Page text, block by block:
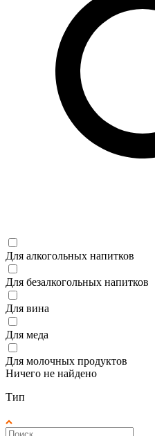
Для алкогольных напитков
Для безалкогольных напитков
Для вина
Для меда
Для молочных продуктов
Ничего не найдено
Тип